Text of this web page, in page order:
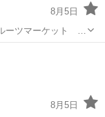
8月5日
ーツマーケット …
8月5日